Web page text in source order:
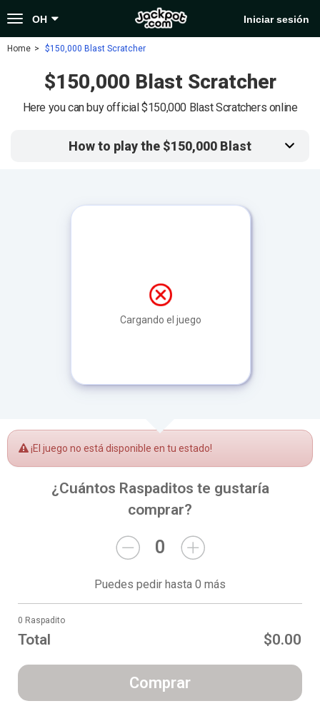
Toggle
navigation
OH Iniciar sesión
Home $150,000 Blast Scratcher
$150,000 Blast Scratcher
Here you can buy official $150,000 Blast Scratchers online
How to play the $150,000 Blast
Cargando el juego
¡El juego no está disponible en tu estado!
¿Cuántos Raspaditos te gustaría
comprar?
0
Puedes pedir hasta 0 más
0 Raspadito
Total $0.00
Comprar